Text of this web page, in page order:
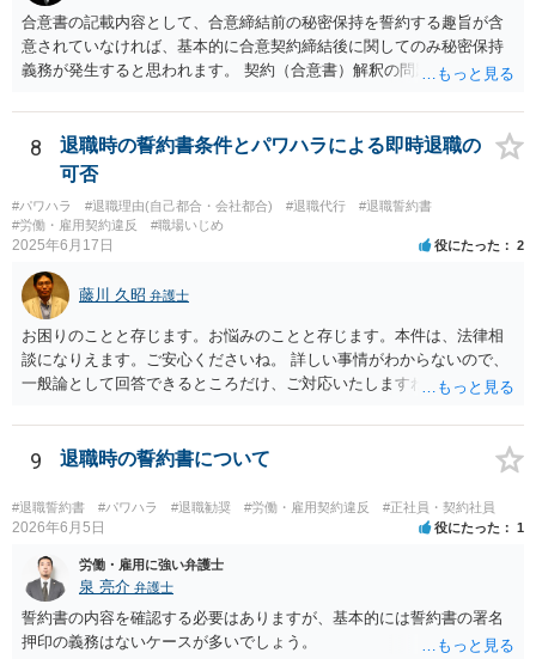
合意書の記載内容として、合意締結前の秘密保持を誓約する趣旨が含
意されていなければ、基本的に合意契約締結後に関してのみ秘密保持
義務が発生すると思われます。 契約（合意書）解釈の問題ですので、
場合、最寄りの法律事務所で相談されることを検討ください。
8
退職時の誓約書条件とパワハラによる即時退職の
可否
#パワハラ #退職理由(自己都合・会社都合) #退職代行
#退職誓約書
#労働・雇用契約違反
#職場いじめ
2025年6月17日 役にたった 2
藤川 久昭 弁護士
お困りのことと存じます。お悩みのことと存じます。本件は、法律相
談になりえます。ご安心くださいね。 詳しい事情がわからないので、
一般論として回答できるところだけ、ご対応いたしますね。 １ 期間
です（もめますので避けたいところですが）。 ２ 期間雇用の場合は
「やむをえない事由」が必要です。なければ損害賠償の対象となりえ
ます。ただ、実際は即時退職も不可能ではないです（同じく、もめる
ので避けたいところですが・・・）。 ３ 職場のパワーハラスメント
とは、同じ職場で働く者に対し、職務上の地位や人間関係などの職場
痛を与える又は職場環境を悪化させる行為をいいます。本件の言動
が、これらに該当するかどうか、証拠に基づいて、子細な分析と慎重
な対応が必要です。客観的証拠が不可欠です。 ４ 退職後の競業避止
義務については、合意についてすべての効力が発生するわけではない
9 退職時の誓約書について
#退職誓約書 #パワハラ #退職勧奨 #労働・雇用契約違反 #正社員・契約社員
2026年6月5日 役にたった 1
労働・雇用に強い弁護士
泉 亮介 弁護士
誓約書の内容を確認する必要はありますが、基本的には誓約書の署名
押印の義務はないケースが多いでしょう。